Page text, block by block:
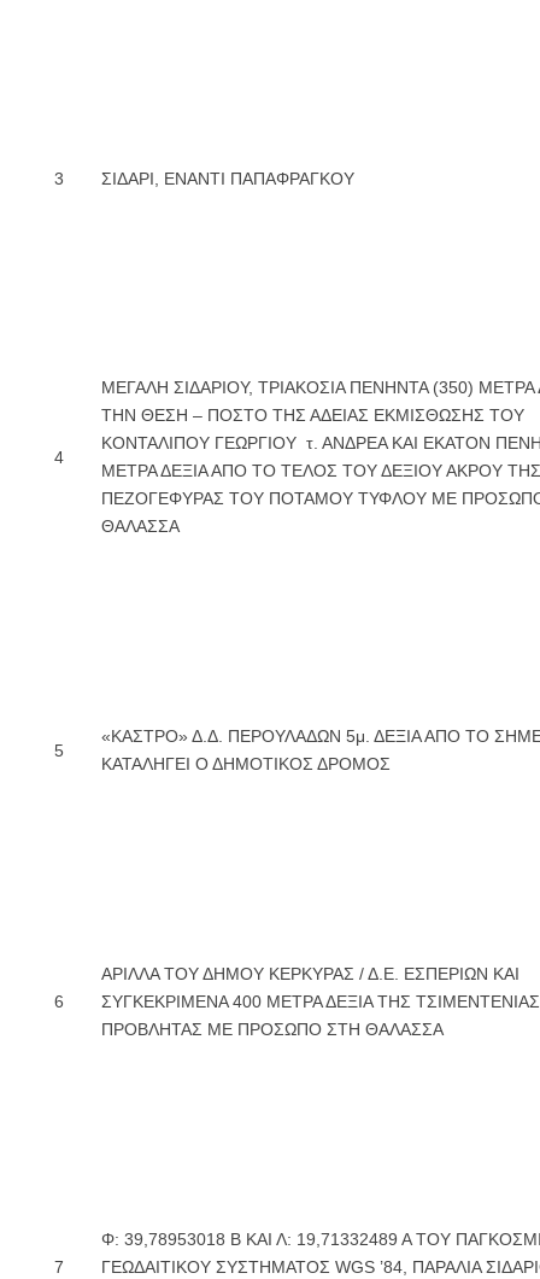
3 ΣΙΔΑΡΙ, ΕΝΑΝΤΙ ΠΑΠΑΦΡΑΓΚΟΥ
4
ΜΕΓΑΛΗ ΣΙΔΑΡΙΟΥ, ΤΡΙΑΚΟΣΙΑ ΠΕΝΗΝΤΑ (350)
ΤΗΝ ΘΕΣΗ – ΠΟΣΤΟ ΤΗΣ ΑΔΕΙΑΣ ΕΚΜΙΣΘΩΣΗΣ ΤΟΥ
ΚΟΝΤΑΛΙΠΟΥ ΓΕΩΡΓΙΟΥ τ. ΑΝΔΡΕΑ ΚΑΙ ΕΚΑΤΟΝ
ΜΕΤΡΑ ΔΕΞΙΑ ΑΠΟ ΤΟ ΤΕΛΟΣ ΤΟΥ ΔΕΞΙΟΥ ΑΚΡΟΥ ΤΗΣ
ΠΕΖΟΓΕΦΥΡΑΣ ΤΟΥ ΠΟΤΑΜΟΥ ΤΥΦΛΟΥ ΜΕ
ΘΑΛΑΣΣΑ
5
«ΚΑΣΤΡΟ» Δ.Δ. ΠΕΡΟΥΛΑΔΩΝ 5μ. ΔΕΞΙΑ ΑΠΟ ΤΟ
ΚΑΤΑΛΗΓΕΙ Ο ΔΗΜΟΤΙΚΟΣ ΔΡΟΜΟΣ
6
ΑΡΙΛΛΑ ΤΟΥ ΔΗΜΟΥ ΚΕΡΚΥΡΑΣ / Δ.Ε. ΕΣΠΕΡΙΩΝ ΚΑΙ
ΣΥΓΚΕΚΡΙΜΕΝΑ 400 ΜΕΤΡΑ ΔΕΞΙΑ ΤΗΣ ΤΣΙΜΕΝΤΕΝΙΑΣ
ΠΡΟΒΛΗΤΑΣ ΜΕ ΠΡΟΣΩΠΟ ΣΤΗ ΘΑΛΑΣΣΑ
7
Φ: 39,78953018 Β ΚΑΙ Λ: 19,71332489 Α ΤΟΥ
ΓΕΩΔΑΙΤΙΚΟΥ ΣΥΣΤΗΜΑΤΟΣ WGS ’84, ΠΑΡΑΛΙΑ